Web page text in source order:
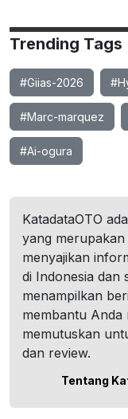
Trending Tags
#Giias-2026
#Marc-marquez
#Ai-ogura
KatadataOTO
yang merupakan
menyajikan
di Indonesia dan
menampilkan
membantu Anda
memutuskan
dan review.
Tentang